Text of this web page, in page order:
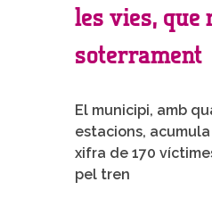
les vies, que
soterrament
El municipi, amb
estacions, acumula
xifra de 170
pel tren